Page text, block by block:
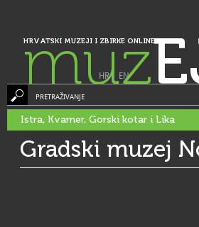
HRVATSKI MUZEJI I ZBIRKE ONLINE
muz
HR| EN
PRETRAŽIVANJE
Istra, Kvarner, Gorski kotar i Lika
Gradski muzej